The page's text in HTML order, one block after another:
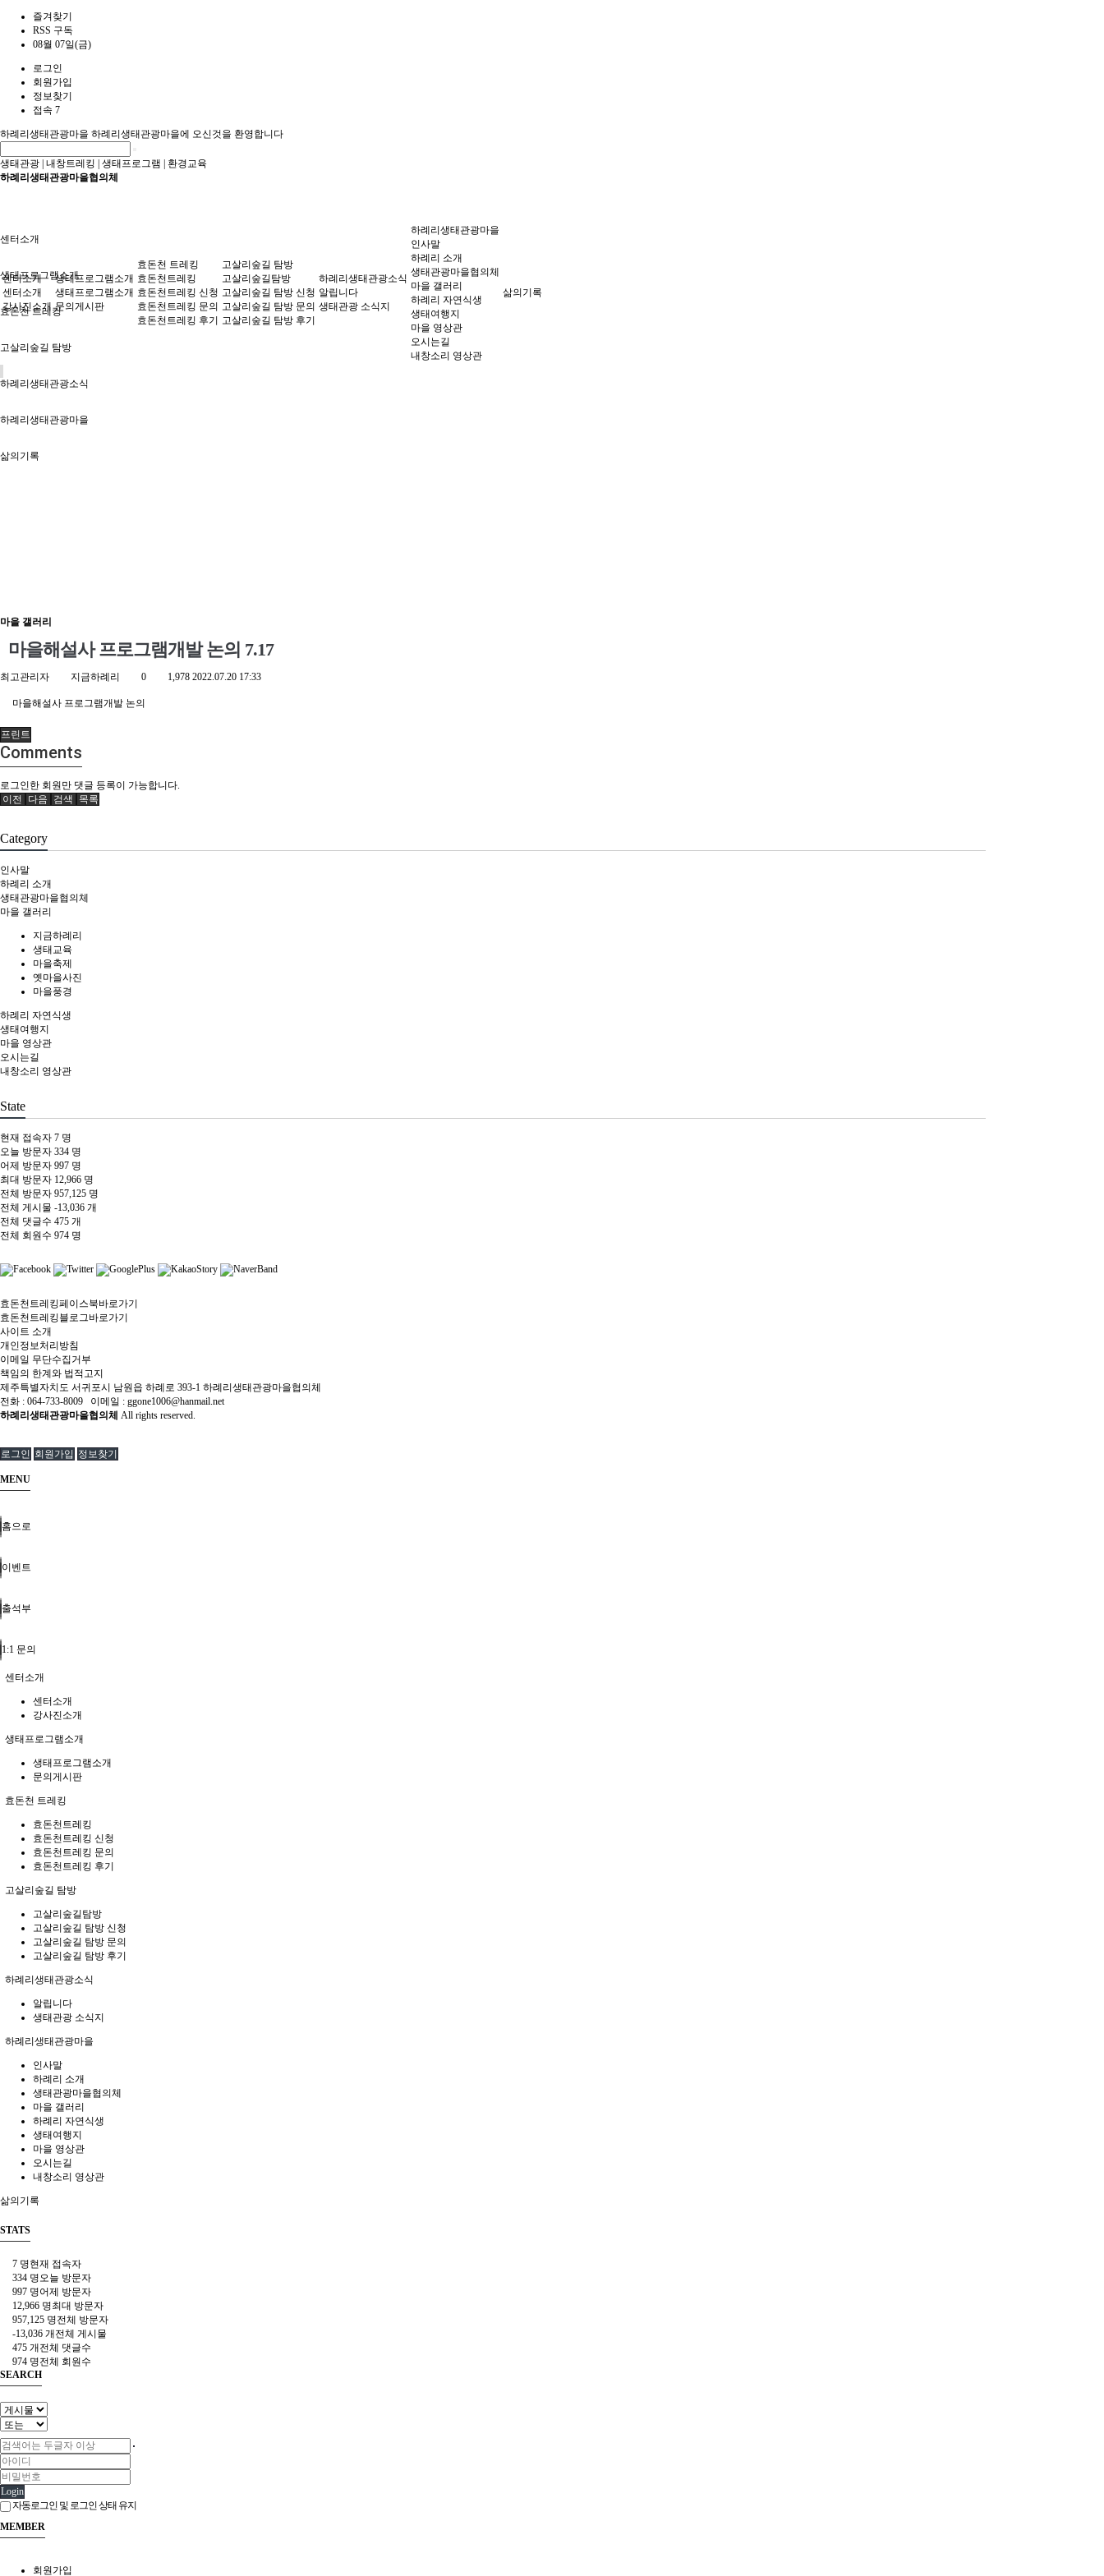
즐겨찾기
RSS 구독
08월 07일(금)
로그인
회원가입
정보찾기
접속 7
하례리생태관광마을 하례리생태관광마을에 오신것을 환영합니다
생태관광 내창트레킹 생태프로그램
환경교육
하례리생태관광마을협의체
센터소개
생태프로그램소개
효돈천 트레킹
고살리숲길 탐방
하례리생태관광소식
하례리생태관광마을
삶의기록
센터소개
센터소개
강사진소개
생태프로그램소개
생태프로그램소개
문의게시판
효돈천 트레킹
효돈천트레킹
효돈천트레킹 신청
효돈천트레킹 문의
효돈천트레킹 후기
고살리숲길 탐방
고살리숲길탐방
고살리숲길 탐방 신청
고살리숲길 탐방 문의
고살리숲길 탐방 후기
하례리생태관광소식
알립니다
생태관광 소식지
하례리생태관광마을
인사말
하례리 소개
생태관광마을협의체
마을 갤러리
하례리 자연식생
생태여행지
마을 영상관
오시는길
내창소리 영상관
삶의기록
마을 갤러리
마을해설사 프로그램개발 논의 7.17
최고관리자 지금하례리 0 1,978 2022.07.20 17:33
마을해설사 프로그램개발 논의
프린트
Comments
로그인한 회원만 댓글 등록이 가능합니다.
이전
다음 검색 목록
Category
인사말
하례리 소개
생태관광마을협의체
마을 갤러리
지금하례리
생태교육
마을축제
옛마을사진
마을풍경
하례리 자연식생
생태여행지
마을 영상관
오시는길
내창소리 영상관
State
현재 접속자 7 명
오늘 방문자 334 명
어제 방문자 997 명
최대 방문자 12,966 명
전체 방문자 957,125 명
전체 게시물 -13,036 개
전체 댓글수 475 개
전체 회원수 974 명
효돈천트레킹페이스북바로가기
효돈천트레킹블로그바로가기
사이트 소개
개인정보처리방침
이메일 무단수집거부
책임의 한계와 법적고지
제주특별자치도 서귀포시 남원읍 하례로 393-1 하례리생태관광마을협의체
전화 : 064-733-8009 이메일 : ggone1006@hanmail.net
하례리생태관광마을협의체 All rights reserved.
로그인 회원가입 정보찾기
MENU
홈으로
이벤트
출석부
1:1 문의
센터소개
센터소개
강사진소개
생태프로그램소개
생태프로그램소개
문의게시판
효돈천 트레킹
효돈천트레킹
효돈천트레킹 신청
효돈천트레킹 문의
효돈천트레킹 후기
고살리숲길 탐방
고살리숲길탐방
고살리숲길 탐방 신청
고살리숲길 탐방 문의
고살리숲길 탐방 후기
하례리생태관광소식
알립니다
생태관광 소식지
하례리생태관광마을
인사말
하례리 소개
생태관광마을협의체
마을 갤러리
하례리 자연식생
생태여행지
마을 영상관
오시는길
내창소리 영상관
삶의기록
STATS
7 명현재 접속자
334 명오늘 방문자
997 명어제 방문자
12,966 명최대 방문자
957,125 명전체 방문자
-13,036 개 전체 게시물
475 개 전체 댓글수
974 명전체 회원수
SEARCH
Login
자동로그인 및 로그인 상태 유지
MEMBER
회원가입